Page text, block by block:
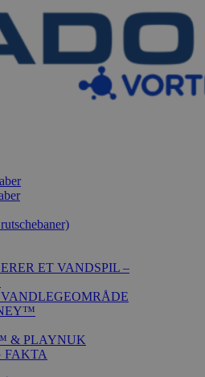
ET VANDSPIL –
& PLAYNUK
FAKTA